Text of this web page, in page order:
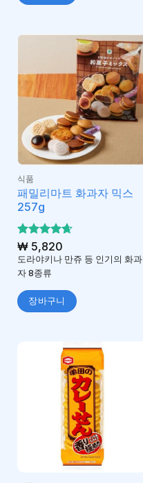
식품
패밀리마트 화과자 믹스
257g
5 중에서
4.67로 평
가됨
₩5,820
도라야키나 만쥬 등 인기의 화과
자 8종류
장바구니